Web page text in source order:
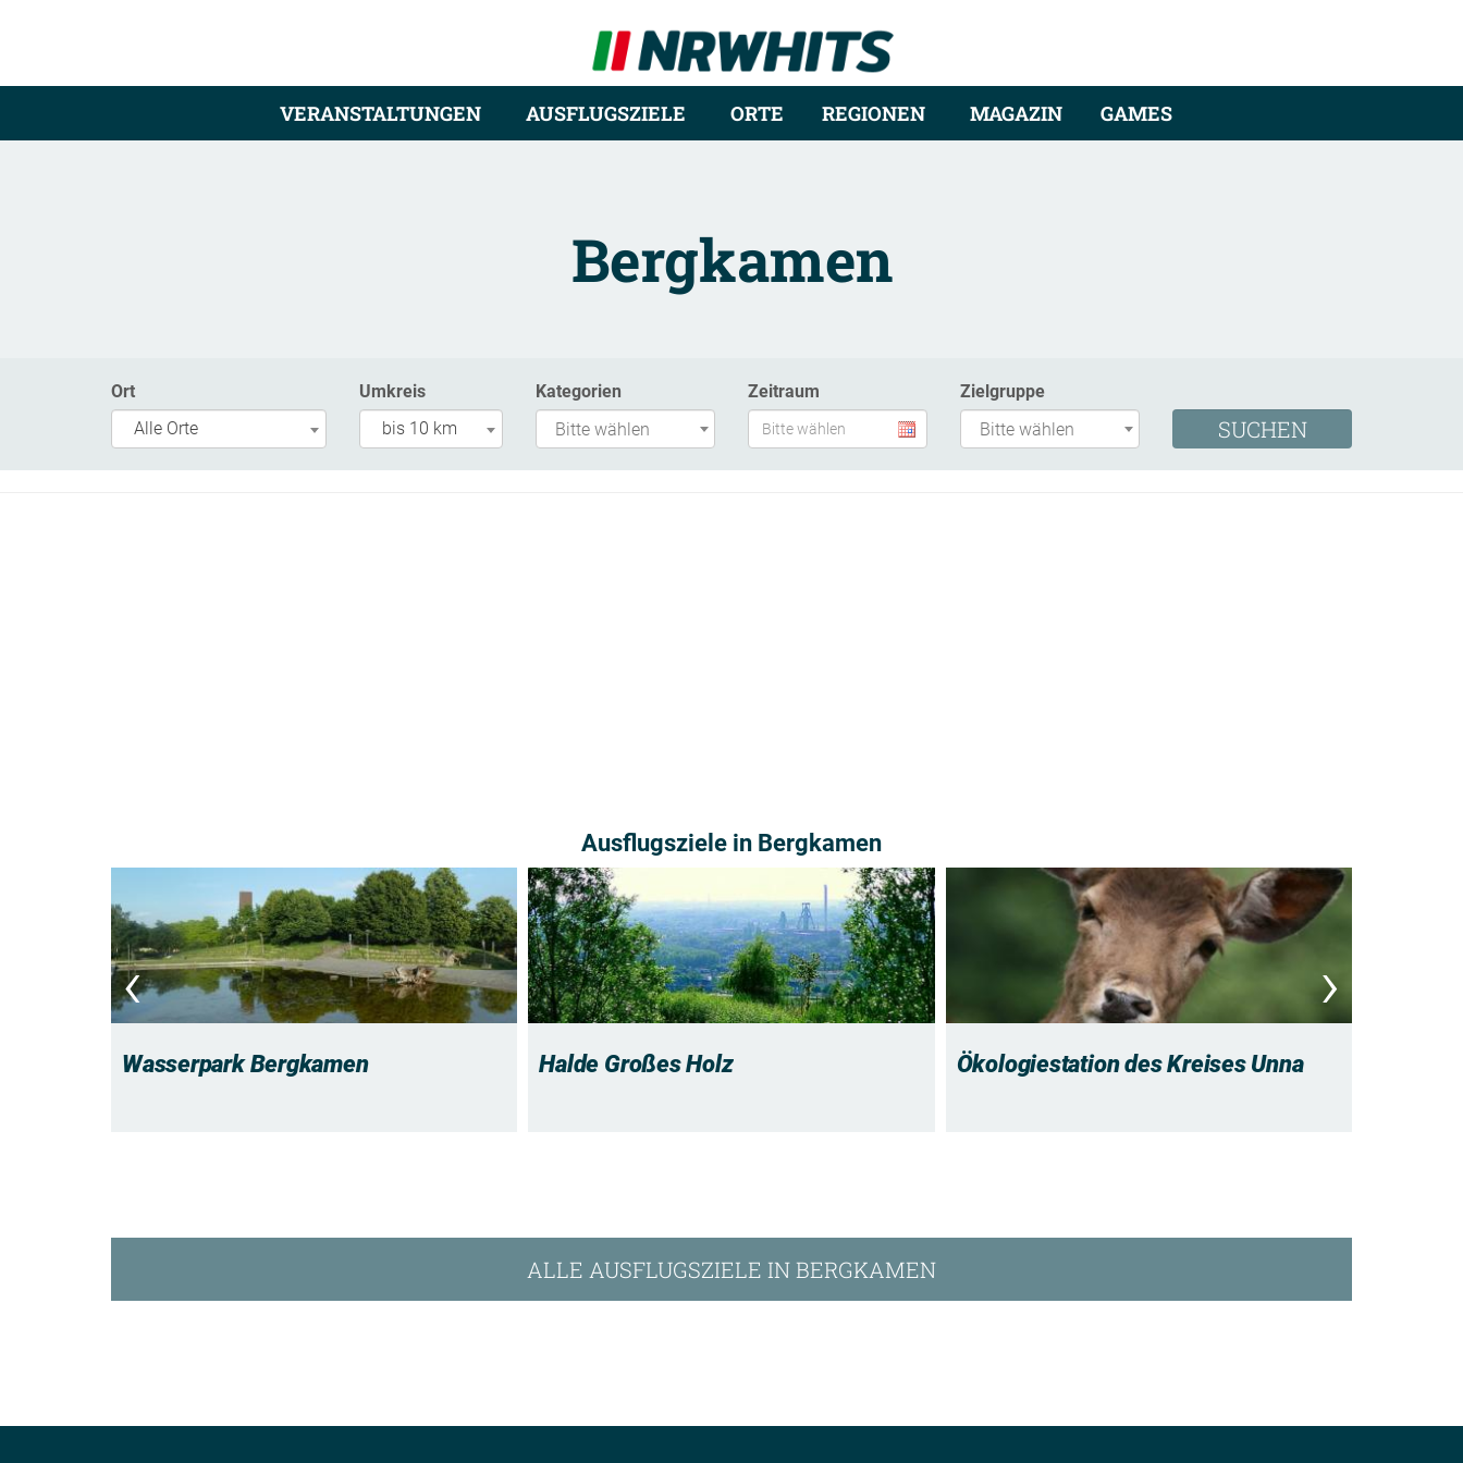
VERANSTALTUNGEN AUSFLUGSZIELE ORTE REGIONEN MAGAZIN GAMES
Bergkamen
Ort
Alle Orte
Umkreis
bis 10 km
Kategorien Zeitraum Zielgruppe
Ausflugsziele in Bergkamen
Wasserpark Bergkamen Halde Großes Holz Ökologiestation des Kreises Unna
‹ ›
ALLE AUSFLUGSZIELE IN BERGKAMEN